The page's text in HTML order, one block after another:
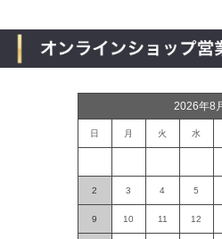
2026年8
日 月 火 水
2 3 4 5
9 10 11 12